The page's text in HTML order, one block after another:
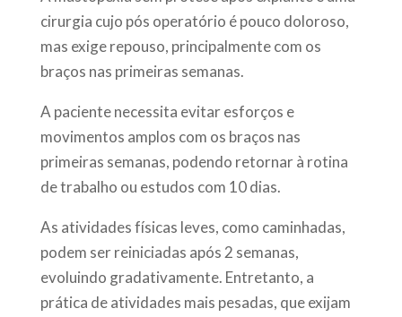
cirurgia cujo pós operatório é pouco doloroso,
mas exige repouso, principalmente com os
braços nas primeiras semanas.
A paciente necessita evitar esforços e
movimentos amplos com os braços nas
primeiras semanas, podendo retornar à rotina
de trabalho ou estudos com 10 dias.
As atividades físicas leves, como caminhadas,
podem ser reiniciadas após 2 semanas,
evoluindo gradativamente. Entretanto, a
prática de atividades mais pesadas, que exijam